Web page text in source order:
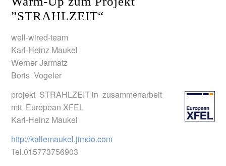
”STRAHLZEIT“
well-wired-team
Karl-Heinz Maukel
Werner Jarmatz
Boris Vogeler
projekt STRAHLZEIT in zusammenarbeit
mit European XFEL
Karl-Heinz Maukel
http://kallemaukel.jimdo.com
Tel.015773756903